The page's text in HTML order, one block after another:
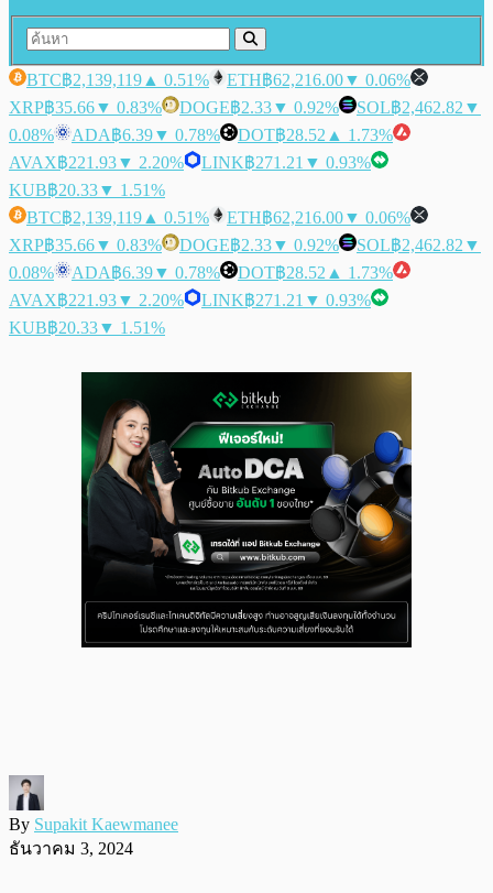
BTC฿2,139,119 ▲ 0.51% ETH฿62,216.00▼ 0.06%
XRP฿35.66▼ 0.83% DOGE฿2.33▼ 0.92% SOL฿2,462.82 ▼
0.08%
ADA฿6.39▼ 0.78% DOT฿28.52 ▲ 1.73%
AVAX฿221.93▼ 2.20% LINK฿271.21 ▼ 0.93%
KUB฿20.33▼ 1.51%
BTC฿2,139,119 ▲ 0.51% ETH฿62,216.00▼ 0.06%
XRP฿35.66▼ 0.83% DOGE฿2.33▼ 0.92% SOL฿2,462.82 ▼
0.08%
ADA฿6.39▼ 0.78% DOT฿28.52 ▲ 1.73%
AVAX฿221.93▼ 2.20% LINK฿271.21 ▼ 0.93%
KUB฿20.33▼ 1.51%
By Supakit Kaewmanee
ธันวาคม 3, 2024